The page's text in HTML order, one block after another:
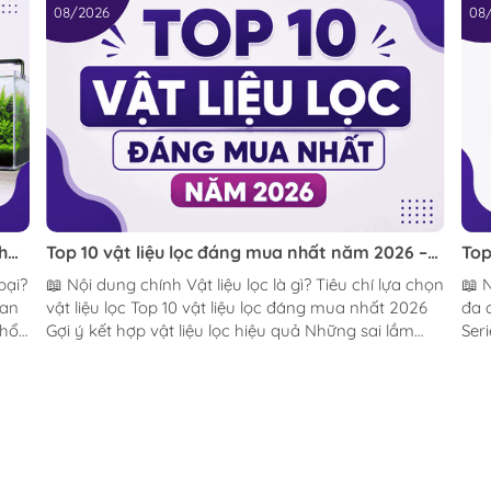
08/2026
Top 10 vật liệu lọc đáng mua nhất năm 2026 –
Bí quyết giữ nước trong, hệ vi sinh khỏe và hồ
cá luôn ổn định
📖 Nội dung chính Vật liệu lọc là gì? Tiêu chí lựa chọn
vật liệu lọc Top 10 vật liệu lọc đáng mua nhất 2026
Gợi ý kết hợp vật liệu lọc hiệu quả Những sai lầm
📖 Nội
đa